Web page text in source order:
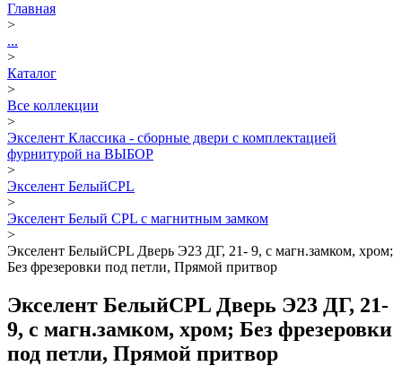
Главная
>
...
>
Каталог
>
Все коллекции
>
Экселент Классика - сборные двери с комплектацией
фурнитурой на ВЫБОР
>
Экселент БелыйCPL
>
Экселент Белый CPL с магнитным замком
>
Экселент БелыйCPL Дверь Э23 ДГ, 21- 9, с магн.замком, хром;
Без фрезеровки под петли, Прямой притвор
Экселент БелыйCPL Дверь Э23 ДГ, 21-
9, с магн.замком, хром; Без фрезеровки
под петли, Прямой притвор